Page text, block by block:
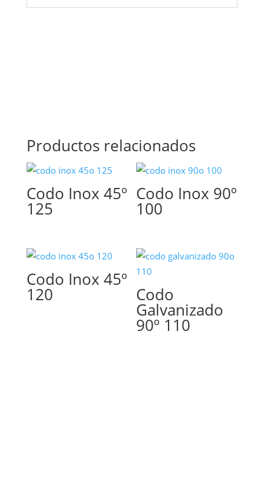
Productos relacionados
Codo Inox 45º
125
Codo Inox 90º
100
Codo Inox 45º
120 Codo
Galvanizado
90º 110